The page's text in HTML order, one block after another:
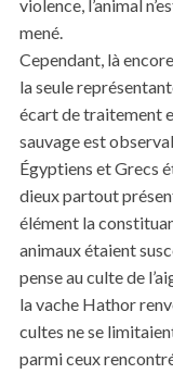
violence, l’animal
mené.
Cependant, là
la seule
écart de traitement
sauvage est
Égyptiens et Grecs
dieux partout
élément la
animaux étaient
pense au culte de
la vache Hathor
cultes ne se
parmi ceux